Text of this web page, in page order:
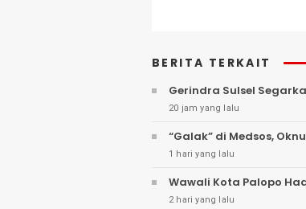
BERITA TERKAIT
Gerindra Sulsel
20 jam yang lalu
“Galak” di Medsos,
1 hari yang lalu
Wawali Kota Palopo
2 hari yang lalu